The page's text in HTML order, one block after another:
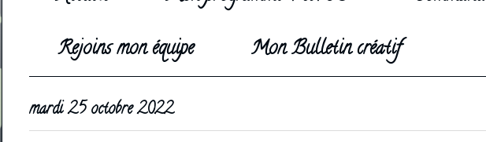
Rejoins mon équipe
Mon Bulletin créatif
mardi 25 octobre 2022